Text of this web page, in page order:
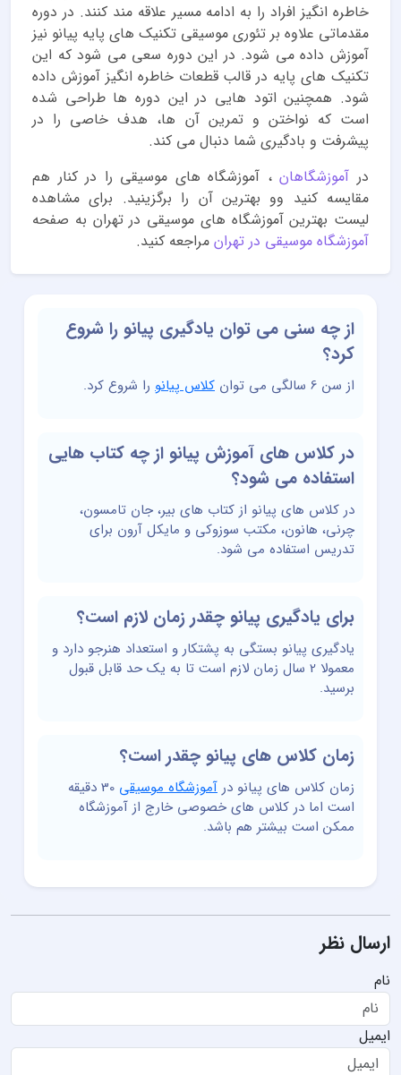
خاطره انگیز افراد را به ادامه مسیر علاقه مند کنند. در دوره
مقدماتی علاوه بر تئوری موسیقی تکنیک های پایه پیانو نیز
آموزش داده می شود. در این دوره سعی می شود که این
تکنیک های پایه در قالب قطعات خاطره انگیز آموزش داده
شود. همچنین اتود هایی در این دوره ها طراحی شده
است که نواختن و تمرین آن ها، هدف خاصی را در
پیشرفت و بادگیری شما دنبال می کند.
در آموزشگاهان، آموزشگاه های موسیقی را در کنار هم
مقایسه کنید وو بهترین آن را برگزینید. برای مشاهده
لیست بهترین آموزشگاه های موسیقی در تهران به صفحه
آموزشگاه موسیقی در تهران مراجعه کنید.
از چه سنی می توان یادگیری پیانو را شروع
کرد؟
از سن 6 سالگی می توان کلاس پیانو را شروع کرد.
در کلاس های آموزش پیانو از چه کتاب هایی
استفاده می شود؟
در کلاس های پیانو از کتاب های بیر، جان تامسون،
چرنی، هانون، مکتب سوزوکی و مایکل آرون برای
تدریس استفاده می شود.
برای یادگیری پیانو چقدر زمان لازم است؟
یادگیری پیانو بستگی به پشتکار و استعداد هنرجو دارد و
معمولا 2 سال زمان لازم است تا به یک حد قابل قبول
برسید.
زمان کلاس های پیانو چقدر است؟
زمان کلاس های پیانو در آموزشگاه موسیقی
30 دقیقه
است اما در کلاس های خصوصی خارج از آموزشگاه
ممکن است بیشتر هم باشد.
ارسال نظر
نام
ایمیل